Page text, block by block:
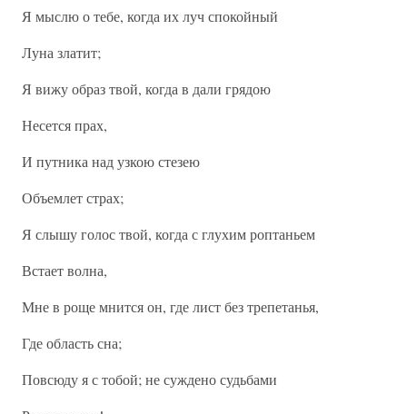
Я мыслю о тебе, когда их луч спокойный
Луна златит;
Я вижу образ твой, когда в дали грядою
Несется прах,
И путника над узкою стезею
Объемлет страх;
Я слышу голос твой, когда с глухим роптаньем
Встает волна,
Мне в роще мнится он, где лист без трепетанья,
Где область сна;
Повсюду я с тобой; не суждено судьбами